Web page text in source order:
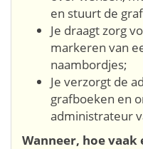
en stuurt de
Je draagt zorg
markeren van
naambordjes;
Je verzorgt de
grafboeken en
administrateur
Wanneer, hoe vaak